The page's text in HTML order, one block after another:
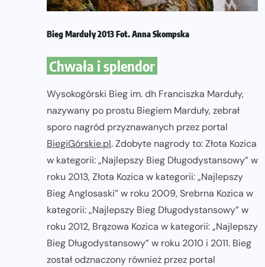
Bieg Marduły 2013 Fot. Anna Skompska
Chwała i splendor
Wysokogórski Bieg im. dh Franciszka Marduły,
nazywany po prostu Biegiem Marduły, zebrał
sporo nagród przyznawanych przez portal
BiegiGórskie.pl. Zdobyte nagrody to: Złota Kozica
w kategorii: „Najlepszy Bieg Długodystansowy” w
roku 2013, Złota Kozica w kategorii: „Najlepszy
Bieg Anglosaski” w roku 2009, Srebrna Kozica w
kategorii: „Najlepszy Bieg Długodystansowy” w
roku 2012, Brązowa Kozica w kategorii: „Najlepszy
Bieg Długodystansowy” w roku 2010 i 2011. Bieg
został odznaczony również przez portal